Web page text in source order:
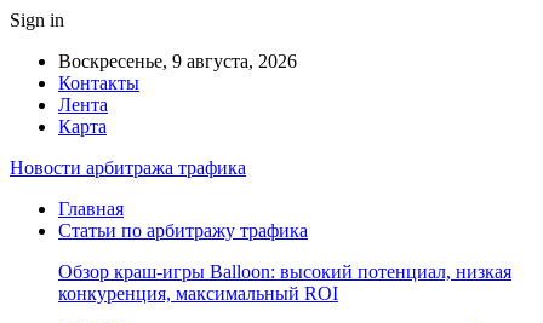
Sign in
Воскресенье, 9 августа, 2026
Контакты
Лента
Карта
Новости арбитража трафика
Главная
Статьи по арбитражу трафика
Обзор краш-игры Balloon: высокий потенциал, низкая
конкуренция, максимальный ROI